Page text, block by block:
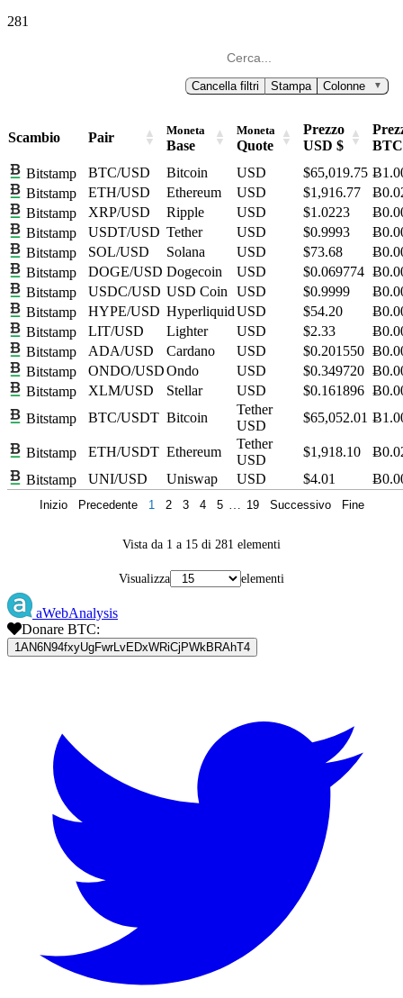
281
Cancella filtri Stampa Colonne ▼
Scambio Pair Moneta
Base
Moneta
Quote
Prezzo
USD $
BTC
Bitstamp
BTC/USD Bitcoin USD $65,019.75
Bitstamp
ETH/USD Ethereum USD $1,916.77
Bitstamp
XRP/USD Ripple USD $1.0223
Bitstamp
USDT/USD Tether USD $0.9993
Bitstamp
SOL/USD Solana USD $73.68
Bitstamp
DOGE/USD Dogecoin USD $0.069774
Bitstamp
USDC/USD USD Coin USD $0.9999
Bitstamp
HYPE/USD HyperliquidUSD $54.20
Bitstamp
LIT/USD Lighter USD $2.33
Bitstamp
ADA/USD Cardano USD $0.201550
Bitstamp
ONDO/USDOndo USD $0.349720
Bitstamp
XLM/USD Stellar USD $0.161896
Bitstamp
BTC/USDT Bitcoin
Tether
USD
$65,052.01
Bitstamp ETH/USDT Ethereum
Tether
USD
$1,918.10
Bitstamp
UNI/USD Uniswap USD $4.01
Vista da 1 a 15 di 281 elementi
Visualizza elementi
Inizio Precedente 1 2 3 4 5 19 Successivo Fine
aWebAnalysis
Donare BTC:
1AN6N94fxyUgFwrLvEDxWRiCjPWkBRAhT4